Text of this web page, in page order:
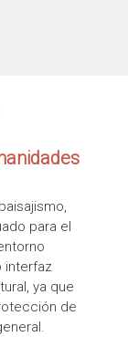
para el
interfaz
ya que
de